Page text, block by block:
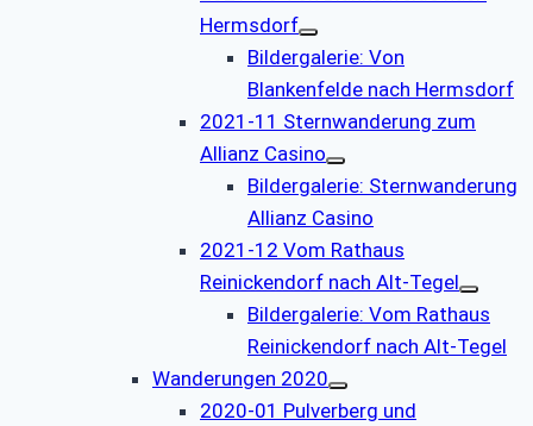
Hermsdorf
Bildergalerie: Von
Blankenfelde nach Hermsdorf
2021-11 Sternwanderung zum
Allianz Casino
Bildergalerie: Sternwanderung
Allianz Casino
2021-12 Vom Rathaus
Reinickendorf nach Alt-Tegel
Bildergalerie: Vom Rathaus
Reinickendorf nach Alt-Tegel
Wanderungen 2020
2020-01 Pulverberg und